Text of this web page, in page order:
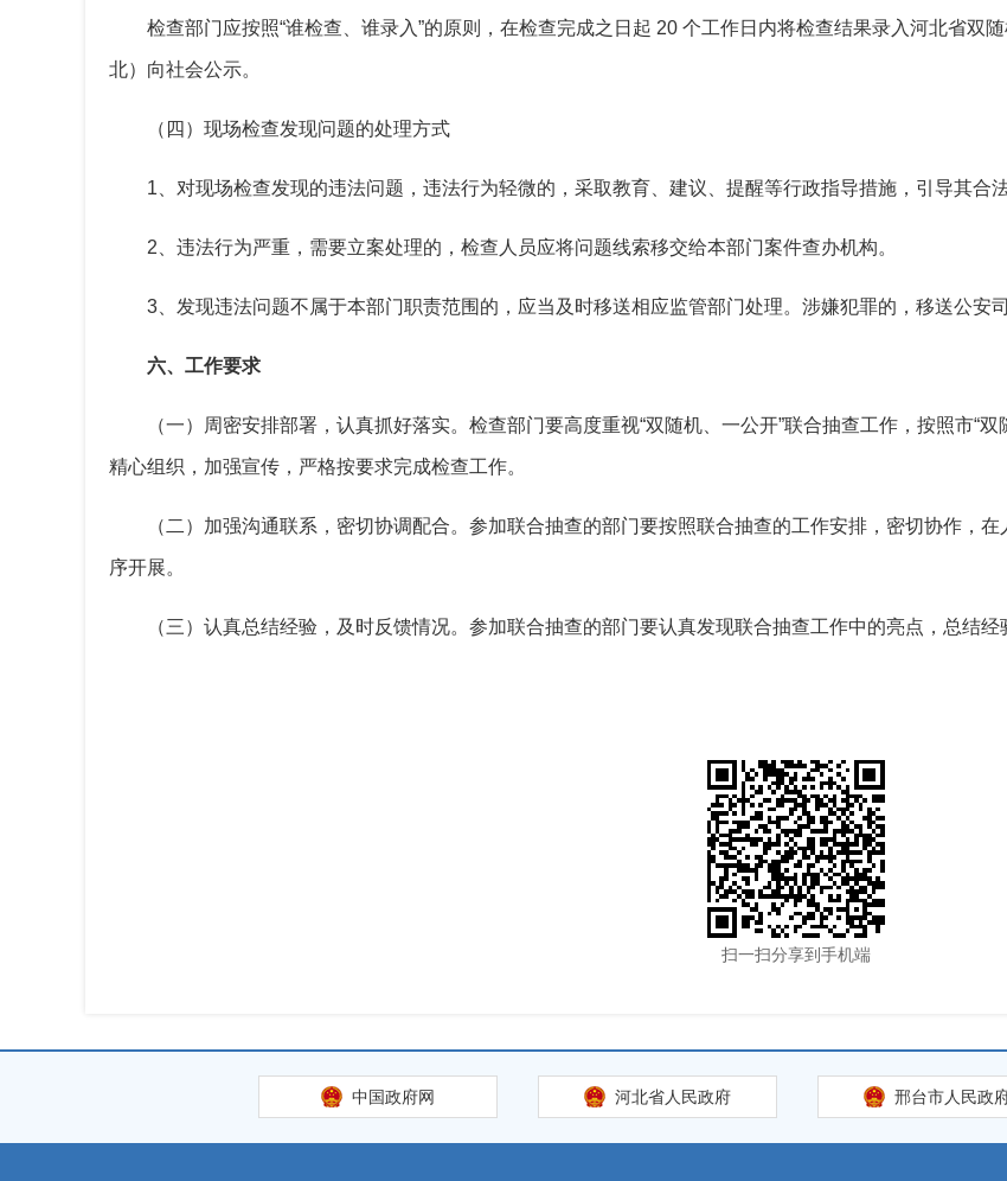
检查部门应按照“谁检查、谁录入”的原则，在检查完成之日起 20 个工作日内将检查结果录入河北省双
北）向社会公示。
（四）现场检查发现问题的处理方式
1、对现场检查发现的违法问题，违法行为轻微的，采取教育、建议、提醒等行政指导措施，引导其合法
2、违法行为严重，需要立案处理的，检查人员应将问题线索移交给本部门案件查办机构。
3、发现违法问题不属于本部门职责范围的，应当及时移送相应监管部门处理。涉嫌犯罪的，移送公安
六、工作要求
（一）周密安排部署，认真抓好落实。检查部门要高度重视“双随机、一公开”联合抽查工作，按照市“
精心组织，加强宣传，严格按要求完成检查工作。
（二）加强沟通联系，密切协调配合。参加联合抽查的部门要按照联合抽查的工作安排，密切协作，
序开展。
（三）认真总结经验，及时反馈情况。参加联合抽查的部门要认真发现联合抽查工作中的亮点，总结经
扫一扫分享到手机端
中国政府网 河北省人民政府 邢台市人民政